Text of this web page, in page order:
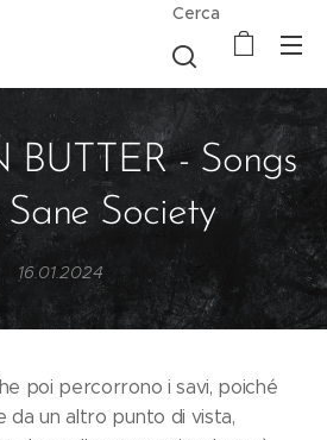
Cerca
- Songs
Society
16.01.2024
poi percorrono i savi, poiché
da un altro punto di vista,